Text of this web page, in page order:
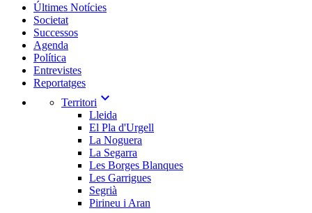
Últimes Notícies
Societat
Successos
Agenda
Política
Entrevistes
Reportatges
Territori expand_more
Lleida
El Pla d'Urgell
La Noguera
La Segarra
Les Borges Blanques
Les Garrigues
Segrià
Pirineu i Aran